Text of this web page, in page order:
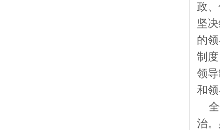
政
坚
的
制
领
和
治